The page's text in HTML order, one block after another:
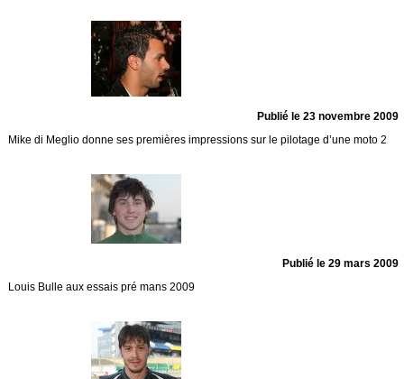
Publié le 23 novembre 2009
Mike di Meglio donne ses premières impressions sur le pilotage d’une moto 2
Publié le 29 mars 2009
Louis Bulle aux essais pré mans 2009